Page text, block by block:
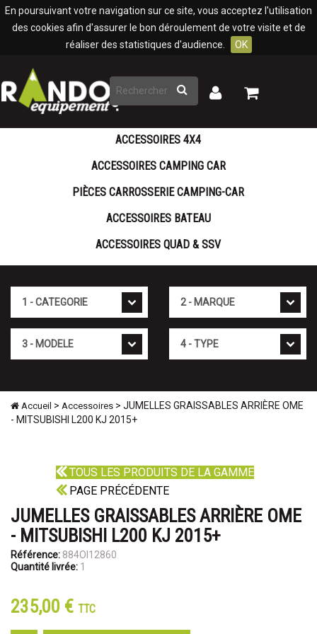
En poursuivant votre navigation sur ce site, vous acceptez l'utilisation
des cookies afin d'assurer le bon déroulement de votre visite et de
réaliser des statistiques d'audience.
OK
Rechercher
Mon
Mon
ACCESSOIRES 4X4
ACCESSOIRES CAMPING CAR
PIÈCES CARROSSERIE CAMPING-CAR
ACCESSOIRES BATEAU
ACCESSOIRES QUAD & SSV
Accueil > Accessoires > JUMELLES GRAISSABLES ARRIÈRE OME
- MITSUBISHI L200 KJ 2015+
TOUS LES PRODUITS DE LA GAMME
PAGE PRÉCÉDENTE
JUMELLES GRAISSABLES ARRIÈRE OME
- MITSUBISHI L200 KJ 2015+
Référence: 884OI12860
Quantité livrée: 1
235,00 € TTC
Panneau de gestion des cookies